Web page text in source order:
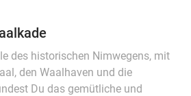
des historischen Nimwegens, mit
den Waalhaven und die
Du das gemütliche und